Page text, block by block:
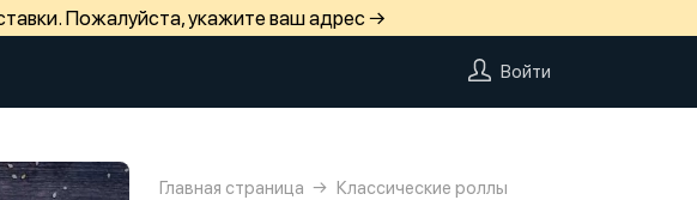
Пожалуйста, укажите ваш адрес →
Войти
Главная страница Классические роллы